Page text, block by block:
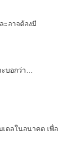
ะอาจต้องมี
บอกว่า…
ดลในอนาคต เพื่อ